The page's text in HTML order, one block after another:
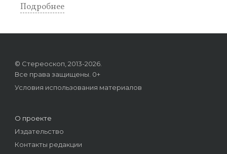
Подробнее
© Стереоскоп, 2013-2026.
Все права защищены. 0+
Условия использования материалов
О проекте
Издательство
Контакты редакции